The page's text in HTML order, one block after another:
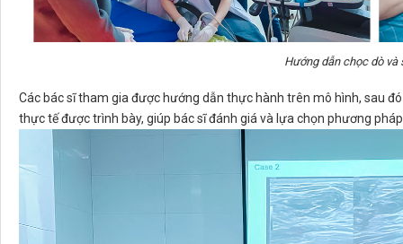
Hướng dẫn chọc dò và
Các bác sĩ tham gia được hướng dẫn thực hành trên mô hình, sau
thực tế được trình bày, giúp bác sĩ đánh giá và lựa chọn phương